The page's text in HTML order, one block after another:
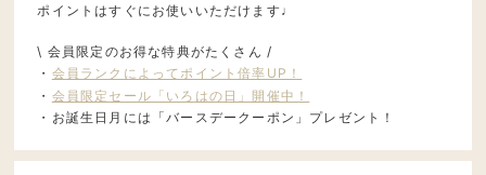
ポイントはすぐにお使いいただけます♩
\ 会員限定のお得な特典がたくさん /
・ 会員ランクによってポイント倍率UP！
・ 会員限定セール「いろはの日」開催中！
・お誕生日月には「バースデークーポン」プレゼント！